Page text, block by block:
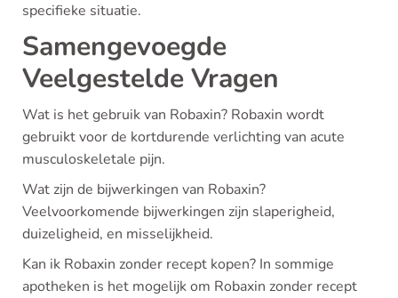
specifieke situatie.
Samengevoegde
Veelgestelde Vragen
Wat is het gebruik van Robaxin? Robaxin wordt
gebruikt voor de kortdurende verlichting van acute
musculoskeletale pijn.
Wat zijn de bijwerkingen van Robaxin?
Veelvoorkomende bijwerkingen zijn slaperigheid,
duizeligheid, en misselijkheid.
Kan ik Robaxin zonder recept kopen? In sommige
apotheken is het mogelijk om Robaxin zonder recept